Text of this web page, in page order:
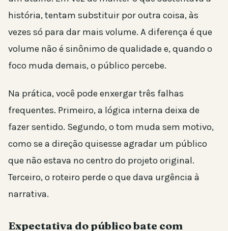
história, tentam substituir por outra coisa, às
vezes só para dar mais volume. A diferença é que
volume não é sinônimo de qualidade e, quando o
foco muda demais, o público percebe.
Na prática, você pode enxergar três falhas
frequentes. Primeiro, a lógica interna deixa de
fazer sentido. Segundo, o tom muda sem motivo,
como se a direção quisesse agradar um público
que não estava no centro do projeto original.
Terceiro, o roteiro perde o que dava urgência à
narrativa.
Expectativa do público bate com